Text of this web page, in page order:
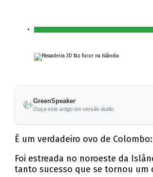
GreenSpeaker
Ouça este artigo em versão áudio.
É um verdadeiro ovo de
Foi estreada no noroeste da
tanto sucesso que se tornou um